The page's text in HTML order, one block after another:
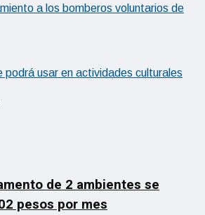
a los bomberos voluntarios de
podrá usar en actividades culturales
de 2 ambientes se
pesos por mes